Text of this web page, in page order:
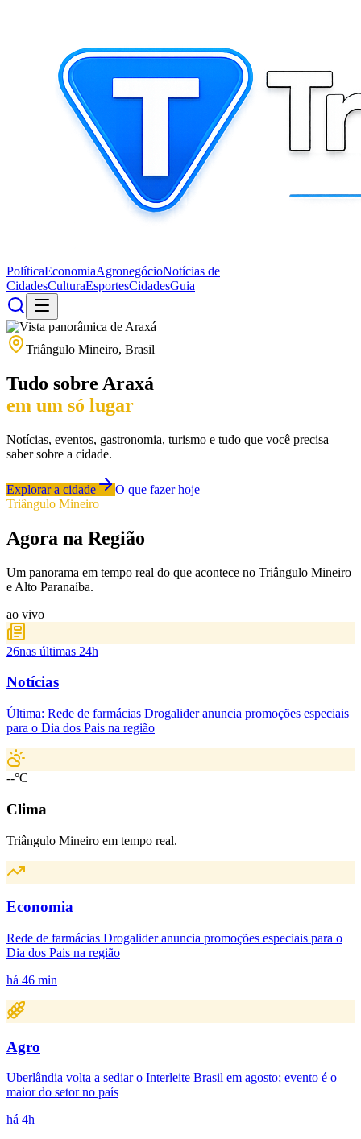
PolíticaEconomiaAgronegócioNotícias de
CidadesCulturaEsportesCidadesGuia
Triângulo Mineiro, Brasil
Tudo sobre Araxá
em um só lugar
Notícias, eventos, gastronomia, turismo e tudo que você precisa
saber sobre a cidade.
Explorar a cidade
O que fazer hoje
Triângulo Mineiro
Agora na Região
Um panorama em tempo real do que acontece no Triângulo Mineiro
e Alto Paranaíba.
ao vivo
26nas últimas 24h
Notícias
Última: Rede de farmácias Drogalider anuncia promoções especiais
para o Dia dos Pais na região
--°C
Clima
Triângulo Mineiro em tempo real.
Economia
Rede de farmácias Drogalider anuncia promoções especiais para o
Dia dos Pais na região
há 46 min
Agro
Uberlândia volta a sediar o Interleite Brasil em agosto; evento é o
maior do setor no país
há 4h